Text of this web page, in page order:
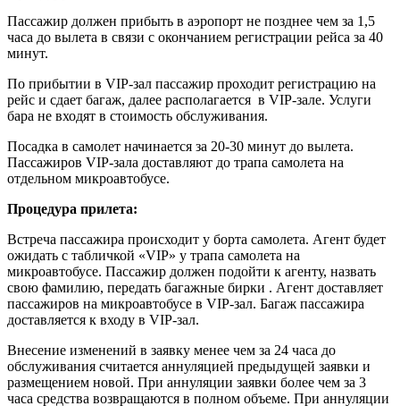
Пассажир должен прибыть в аэропорт не позднее чем за 1,5
часа до вылета в связи с окончанием регистрации рейса за 40
минут.
По прибытии в VIP-зал пассажир проходит регистрацию на
рейс и сдает багаж, далее располагается в VIP-зале. Услуги
бара не входят в стоимость обслуживания.
Посадка в самолет начинается за 20-30 минут до вылета.
Пассажиров VIP-зала доставляют до трапа самолета на
отдельном микроавтобусе.
Процедура прилета:
Встреча пассажира происходит у борта самолета. Агент будет
ожидать с табличкой «VIP» у трапа самолета на
микроавтобусе. Пассажир должен подойти к агенту, назвать
свою фамилию, передать багажные бирки . Агент доставляет
пассажиров на микроавтобусе в VIP-зал. Багаж пассажира
доставляется к входу в VIP-зал.
Внесение изменений в заявку менее чем за 24 часа до
обслуживания считается аннуляцией предыдущей заявки и
размещением новой. При аннуляции заявки более чем за 3
часа средства возвращаются в полном объеме. При аннуляции